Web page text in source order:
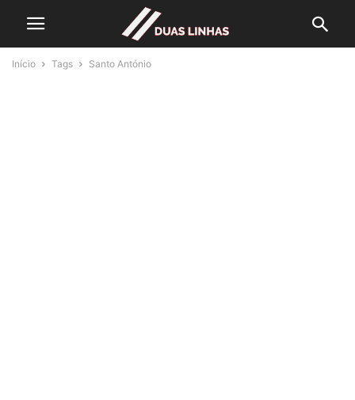
Início Tags Santo António